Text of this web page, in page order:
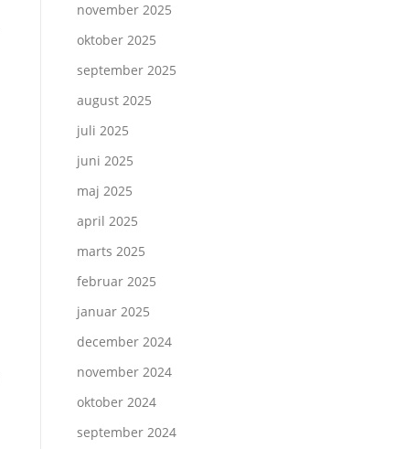
november 2025
oktober 2025
september 2025
august 2025
juli 2025
juni 2025
maj 2025
april 2025
marts 2025
februar 2025
januar 2025
december 2024
november 2024
oktober 2024
september 2024